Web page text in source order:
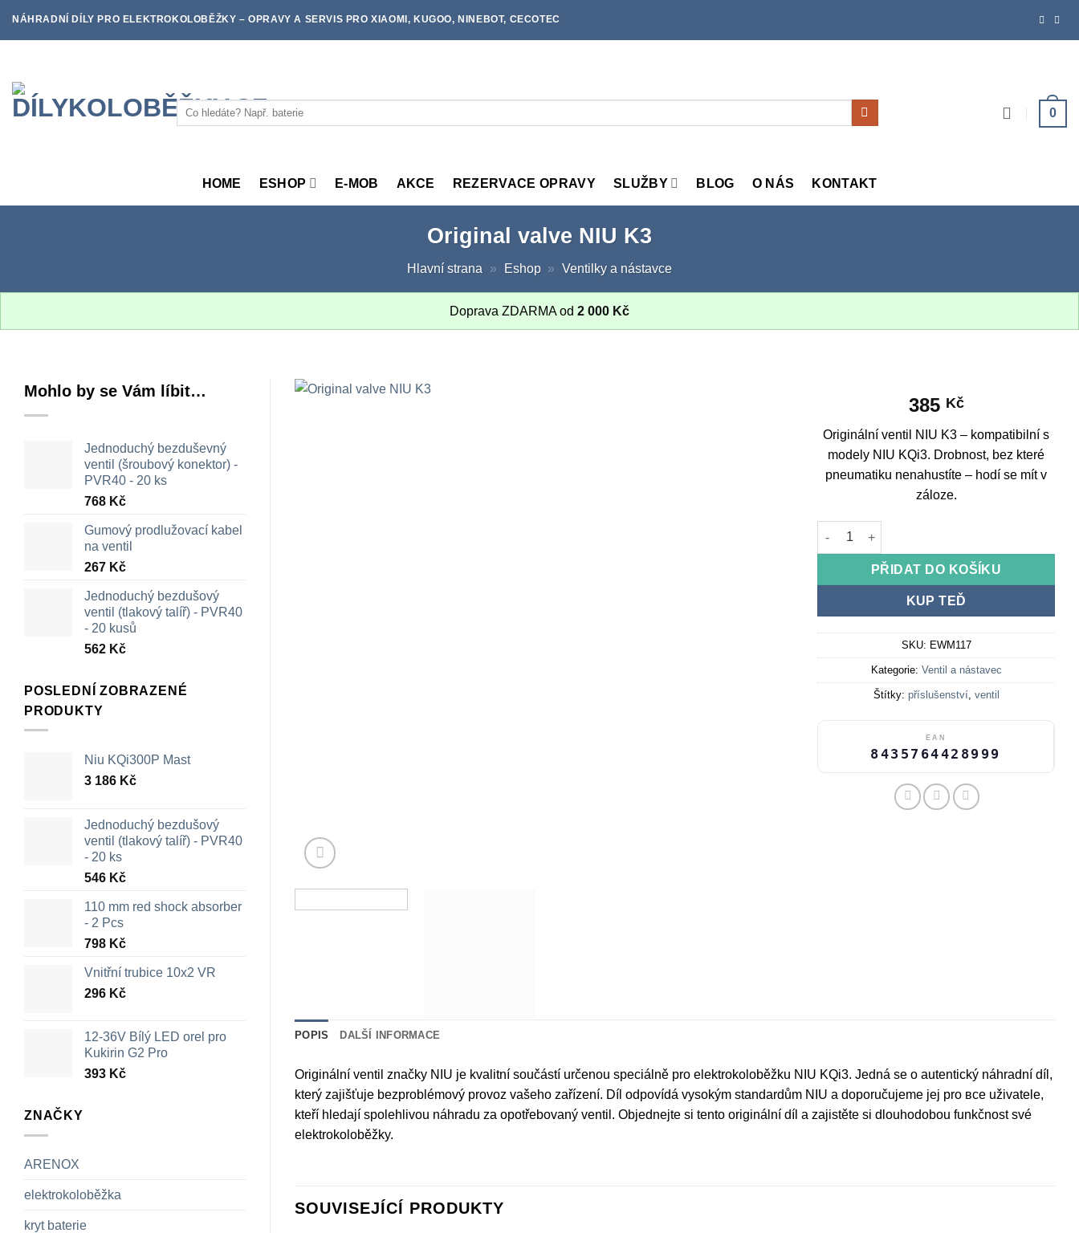
NÁHRADNÍ DÍLY PRO ELEKTROKOLOBĚŽKY – OPRAVY A SERVIS PRO XIAOMI, KUGOO, NINEBOT, CECOTEC
Hledat: 0
HOME ESHOP E-MOB AKCE REZERVACE OPRAVY SLUŽBY BLOG O NÁS KONTAKT
Original valve NIU K3
Hlavní strana » Eshop » Ventilky a nástavce
Doprava ZDARMA od 2 000 Kč
Mohlo by se Vám líbit…
Jednoduchý bezduševný
ventil (šroubový konektor) -
PVR40 - 20 ks
768 Kč
Gumový prodlužovací kabel
na ventil
267 Kč
Jednoduchý bezdušový
ventil (tlakový talíř) - PVR40
- 20 kusů
562 Kč
POSLEDNÍ ZOBRAZENÉ
PRODUKTY
Niu KQi300P Mast
3 186 Kč
Jednoduchý bezdušový
ventil (tlakový talíř) - PVR40
- 20 ks
546 Kč
110 mm red shock absorber
- 2 Pcs
798 Kč
Vnitřní trubice 10x2 VR
296 Kč
12-36V Bílý LED orel pro
Kukirin G2 Pro
393 Kč
ZNAČKY
ARENOX
elektrokoloběžka
kryt baterie
385 Kč
Originální ventil NIU K3 – kompatibilní s
modely NIU KQi3. Drobnost, bez které
pneumatiku nenahustíte – hodí se mít v
záloze.
Original valve NIU K3 množství
PŘIDAT DO KOŠÍKU
KUP TEĎ
SKU: EWM117
Kategorie: Ventil a nástavec
Štítky: příslušenství, ventil
EAN
8435764428999
POPIS DALŠÍ INFORMACE
Originální ventil značky NIU je kvalitní součástí určenou speciálně pro elektrokoloběžku NIU KQi3. Jedná se o autentický náhradní díl,
který zajišťuje bezproblémový provoz vašeho zařízení. Díl odpovídá vysokým standardům NIU a doporučujeme jej pro все uživatele,
kteří hledají spolehlivou náhradu za opotřebovaný ventil. Objednejte si tento originální díl a zajistěte si dlouhodobou funkčnost své
elektrokoloběžky.
SOUVISEJÍCÍ PRODUKTY